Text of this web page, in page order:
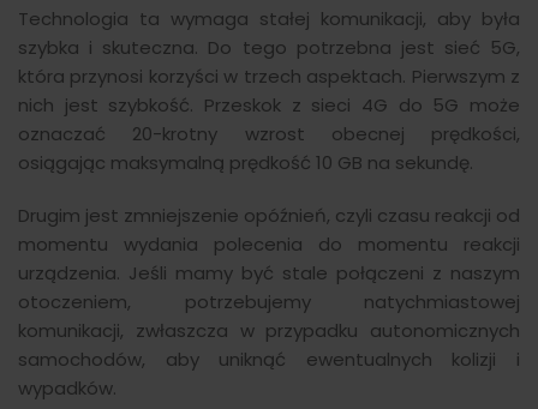
Technologia ta wymaga stałej komunikacji, aby była
szybka i skuteczna. Do tego potrzebna jest sieć 5G,
która przynosi korzyści w trzech aspektach. Pierwszym z
nich jest szybkość. Przeskok z sieci 4G do 5G może
oznaczać 20-krotny wzrost obecnej prędkości,
osiągając maksymalną prędkość 10 GB na sekundę.
Drugim jest zmniejszenie opóźnień, czyli czasu reakcji od
momentu wydania polecenia do momentu reakcji
urządzenia. Jeśli mamy być stale połączeni z naszym
otoczeniem, potrzebujemy natychmiastowej
komunikacji, zwłaszcza w przypadku autonomicznych
samochodów, aby uniknąć ewentualnych kolizji i
wypadków.